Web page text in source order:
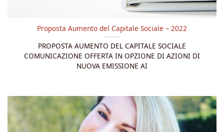
Proposta Aumento del Capitale Sociale – 2022
PROPOSTA AUMENTO DEL CAPITALE SOCIALE
COMUNICAZIONE OFFERTA IN OPZIONE DI AZIONI DI
NUOVA EMISSIONE AI